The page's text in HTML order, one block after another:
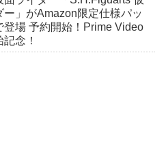
ー」がAmazon限定仕様パッ
登場 予約開始！Prime Video
念！